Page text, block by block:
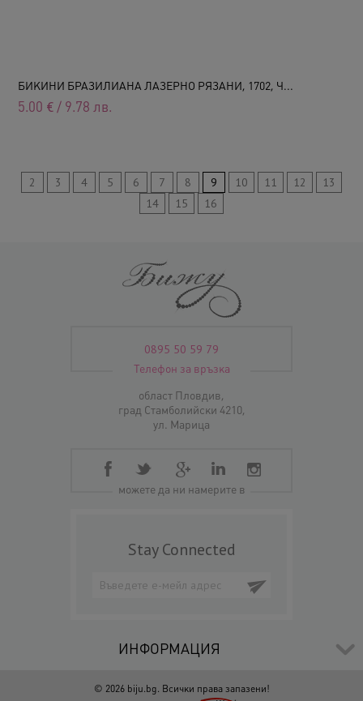
БИКИНИ БРАЗИЛИАНА ЛАЗЕРНО РЯЗАНИ, 1702, Ч...
5.00 € / 9.78 лв.
2 3 4 5 6 7 8 9 10 11 12
13
14
15 16
0895 50 59 79
Телефон за връзка
област Пловдив,
град Стамболийски 4210,
ул. Марица
можете да ни намерите в
Stay Connected
ИНФОРМАЦИЯ
© 2026 biju.bg. Всички права запазени!